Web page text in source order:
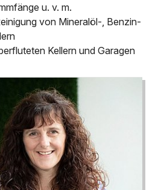
u. v. m.
von Mineralöl-, Benzin-
Kellern und Garagen